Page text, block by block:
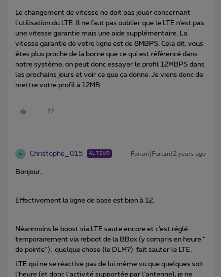
Le changement de vitesse ne doit pas jouer concernant
l’utilisation du LTE. Il ne faut pas oublier que le LTE n’est pas
une vitesse garantie mais une aide supplémentaire. La
vitesse garantie de votre ligne est de 8MBPS. Cela dit, vous
êtes plus proche de la borne que ce qui est référencé dans
notre système, on peut donc essayer le profil 12MBPS dans
les prochains jours et voir ce que ça donne. Je viens donc de
mettre votre profil à 12MB.
C Christophe_015 AUTEUR Forum|Forum|2 years ago
Bonjour,
Effectivement la ligne de base est bien à 12.
Néanmoins le boost via LTE saute encore et c’est réglé
temporairement via reboot de la BBox (y compris en heure “
de pointe”), quelque chose (le DLM?) fait sauter le LTE.
LTE qui ne se réactive pas de lui même vu que quelques soit
l’heure (et donc l’activité supportée par l’antenne), je ne